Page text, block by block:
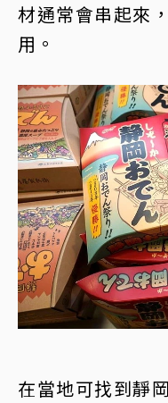
材通常會串起來
用。
在當地可找到靜